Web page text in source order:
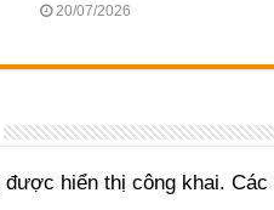
20/07/2026
được hiển thị công khai. Các